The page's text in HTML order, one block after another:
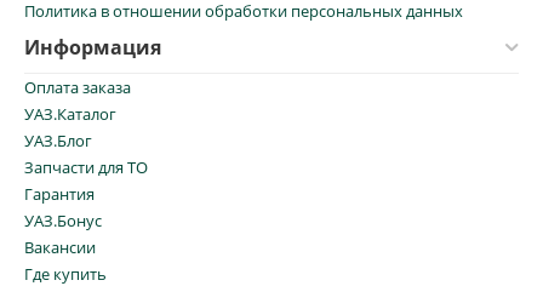
Политика в отношении обработки персональных данных
Информация
Оплата заказа
УАЗ.Каталог
УАЗ.Блог
Запчасти для ТО
Гарантия
УАЗ.Бонус
Вакансии
Где купить